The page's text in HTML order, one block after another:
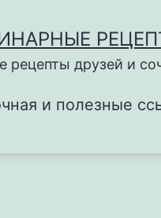
рецепты друзей и
и полезные